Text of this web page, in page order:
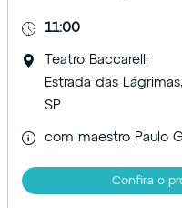
11:00
Teatro Baccarelli
Estrada das
SP
com maestro Paulo
Confira o